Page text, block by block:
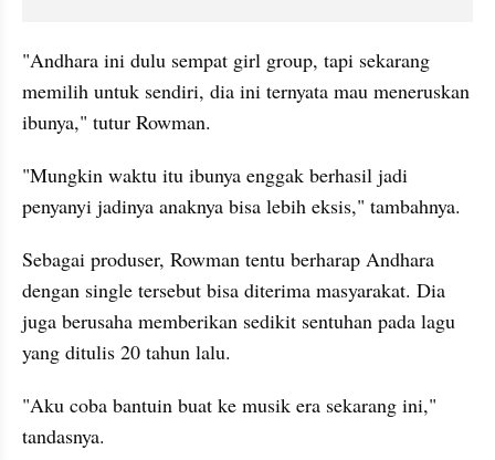
"Andhara ini dulu sempat girl group, tapi sekarang
memilih untuk sendiri, dia ini ternyata mau meneruskan
ibunya," tutur Rowman.
"Mungkin waktu itu ibunya enggak berhasil jadi
penyanyi jadinya anaknya bisa lebih eksis," tambahnya.
Sebagai produser, Rowman tentu berharap Andhara
dengan single tersebut bisa diterima masyarakat. Dia
juga berusaha memberikan sedikit sentuhan pada lagu
yang ditulis 20 tahun lalu.
"Aku coba bantuin buat ke musik era sekarang ini,"
tandasnya.